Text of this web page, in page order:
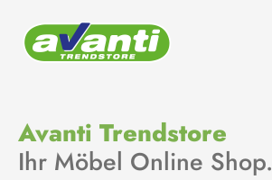
Avanti Trendstore
Ihr Möbel Online Shop.